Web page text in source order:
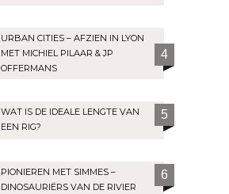
URBAN CITIES – AFZIEN IN LYON
MET MICHIEL PILAAR & JP
OFFERMANS
4
WAT IS DE IDEALE LENGTE VAN
EEN RIG?
5
PIONIEREN MET SIMMES –
DINOSAURIËRS VAN DE RIVIER
6